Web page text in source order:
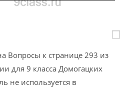
Вопросы к странице 293 из
для 9 класса Домогацких
не используется в